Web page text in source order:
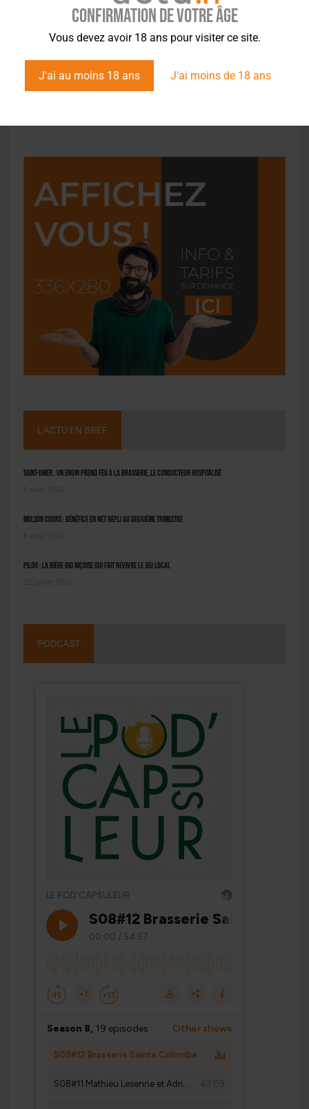
Confirmation de votre âge
Vous devez avoir 18 ans pour visiter ce site.
J'ai au moins 18 ans J'ai moins de 18 ans
ACTUS,STYLES
Dégustation – Belgium Peak beer – Sans Alcool
L'ACTU EN BREF
Saint-Omer : un engin prend feu à la brasserie, le conducteur hospitalisé
Molson Coors : bénéfice en net repli au deuxième trimestre
Pilou : la bière bio niçoise qui fait revivre le jeu local
PODCAST